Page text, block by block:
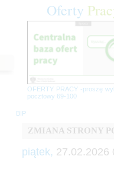
Oferty
OFERTY PRACY -proszę
pocztowy 69-100
BIP
ZMIANA STRONY
piątek, 27.02.2026